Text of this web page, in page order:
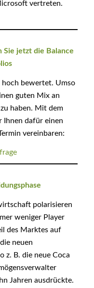
vertreten.
Sie jetzt die Balance
bewertet. Umso
guten Mix an
haben. Mit dem
Ihnen dafür einen
vereinbaren:
polarisieren
weniger Player
des Marktes auf
neuen
z. B. die neue Coca
Jahren ausdrückte.